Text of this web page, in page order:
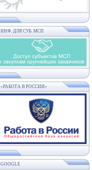
ИНФ. ДЛЯ СУБ. МСП
«РАБОТА В РОССИИ»
GOOGLE